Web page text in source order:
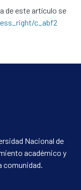
de este artículo se
c_abf2
Nacional de
académico y
comunidad.